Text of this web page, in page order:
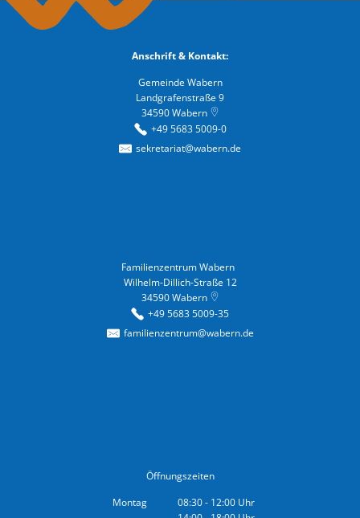
Anschrift & Kontakt:
Gemeinde Wabern
Landgrafenstraße 9
34590 Wabern
+49 5683 5009-0
sekretariat@wabern.de
Familienzentrum Wabern
Wilhelm-Dillich-Straße 12
34590 Wabern
+49 5683 5009-35
familienzentrum@wabern.de
Öffnungszeiten
Montag
08:30- 12:00 Uhr